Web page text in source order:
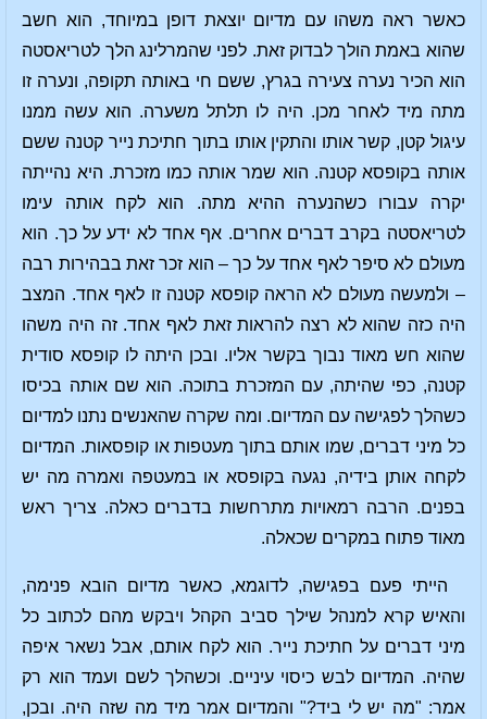
כאשר ראה משהו עם מדיום יוצאת דופן במיוחד, הוא חשב
שהוא באמת הולך לבדוק זאת. לפני שהמרלינג הלך לטריאסטה
הוא הכיר נערה צעירה בגרץ, ששם חי באותה תקופה, ונערה זו
מתה מיד לאחר מכן. היה לו תלתל משערה. הוא עשה ממנו
עיגול קטן, קשר אותו והתקין אותו בתוך חתיכת נייר קטנה ששם
אותה בקופסא קטנה. הוא שמר אותה כמו מזכרת. היא נהייתה
יקרה עבורו כשהנערה ההיא מתה. הוא לקח אותה עימו
לטריאסטה בקרב דברים אחרים. אף אחד לא ידע על כך. הוא
מעולם לא סיפר לאף אחד על כך – הוא זכר זאת בבהירות רבה
– ולמעשה מעולם לא הראה קופסא קטנה זו לאף אחד. המצב
היה כזה שהוא לא רצה להראות זאת לאף אחד. זה היה משהו
שהוא חש מאוד נבוך בקשר אליו. ובכן היתה לו קופסא סודית
קטנה, כפי שהיתה, עם המזכרת בתוכה. הוא שם אותה בכיסו
כשהלך לפגישה עם המדיום. ומה שקרה שהאנשים נתנו למדיום
כל מיני דברים, שמו אותם בתוך מעטפות או קופסאות. המדיום
לקחה אותן בידיה, נגעה בקופסא או במעטפה ואמרה מה יש
בפנים. הרבה רמאויות מתרחשות בדברים כאלה. צריך ראש
מאוד פתוח במקרים שכאלה.
הייתי פעם בפגישה, לדוגמא, כאשר מדיום הובא פנימה,
והאיש קרא למנהל שילך סביב הקהל ויבקש מהם לכתוב כל
מיני דברים על חתיכת נייר. הוא לקח אותם, אבל נשאר איפה
שהיה. המדיום לבש כיסוי עיניים. וכשהלך לשם ועמד הוא רק
אמר: "מה יש לי ביד?" והמדיום אמר מיד מה שזה היה. ובכן,